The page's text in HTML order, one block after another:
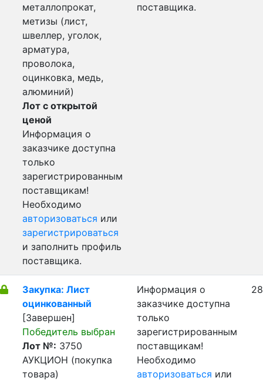
металлопрокат,
метизы (лист,
швеллер, уголок,
арматура,
проволока,
оцинковка, медь,
алюминий)
Лот с открытой
ценой
Информация о
заказчике доступна
только
зарегистрированным
поставщикам!
Необходимо
авторизоваться или
зарегистрироваться
и заполнить профиль
поставщика.
поставщика.
Закупка: Лист
оцинкованный
[Завершен]
Победитель выбран
Лот №: 3750
АУКЦИОН (покупка
товара)
Информация о
заказчике доступна
только
зарегистрированным
поставщикам!
Необходимо
авторизоваться или